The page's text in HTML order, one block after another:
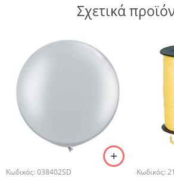
Σχετικά
Κωδικός: 038402SD Κωδικός: